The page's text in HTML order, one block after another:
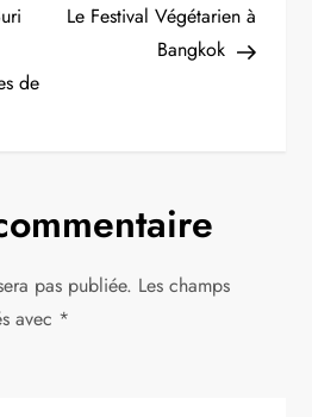
de
Post
Le Festival Végétarien à
Bangkok
pas publiée. Les champs
avec *